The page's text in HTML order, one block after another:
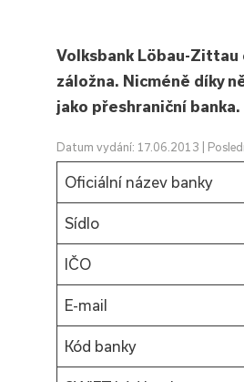
Volksbank Löbau-Zittau
záložna. Nicméně díky
jako přeshraniční banka.
Datum vydání: 17.06.2013 |
Oficiální název banky
Sídlo
IČO
E-mail
Kód banky